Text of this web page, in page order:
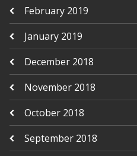
February 2019
January 2019
December 2018
November 2018
October 2018
September 2018